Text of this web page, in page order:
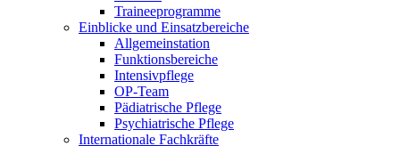
Traineeprogramme
Einblicke und Einsatzbereiche
Allgemeinstation
Funktionsbereiche
Intensivpflege
OP-Team
Pädiatrische Pflege
Psychiatrische Pflege
Internationale Fachkräfte